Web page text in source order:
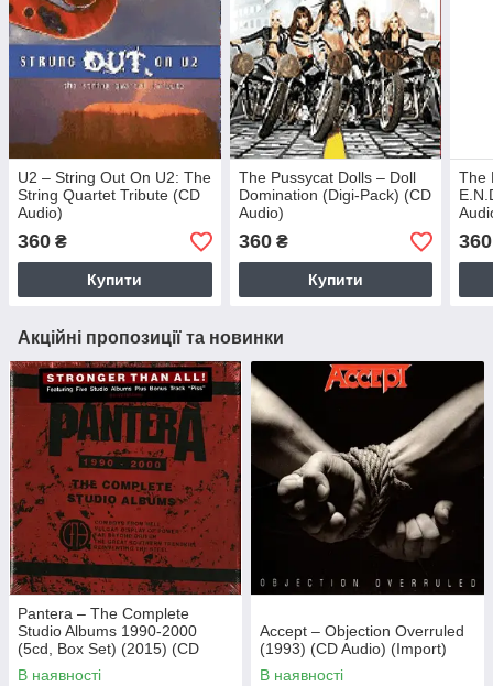
U2 – String Out On U2: The
String Quartet Tribute (CD
Audio)
360 ₴
Купити
The Pussycat Dolls – Doll
Domination (Digi-Pack) (CD
Audio)
360₴
Купити
The
360
Акційні пропозиції та новинки
Pantera – The Complete
Studio Albums 1990-2000
(5cd, Box Set) (2015) (CD
Audio) (Import)
В наявності
Accept – Objection Overruled
(1993) (CD Audio) (Import)
В наявності